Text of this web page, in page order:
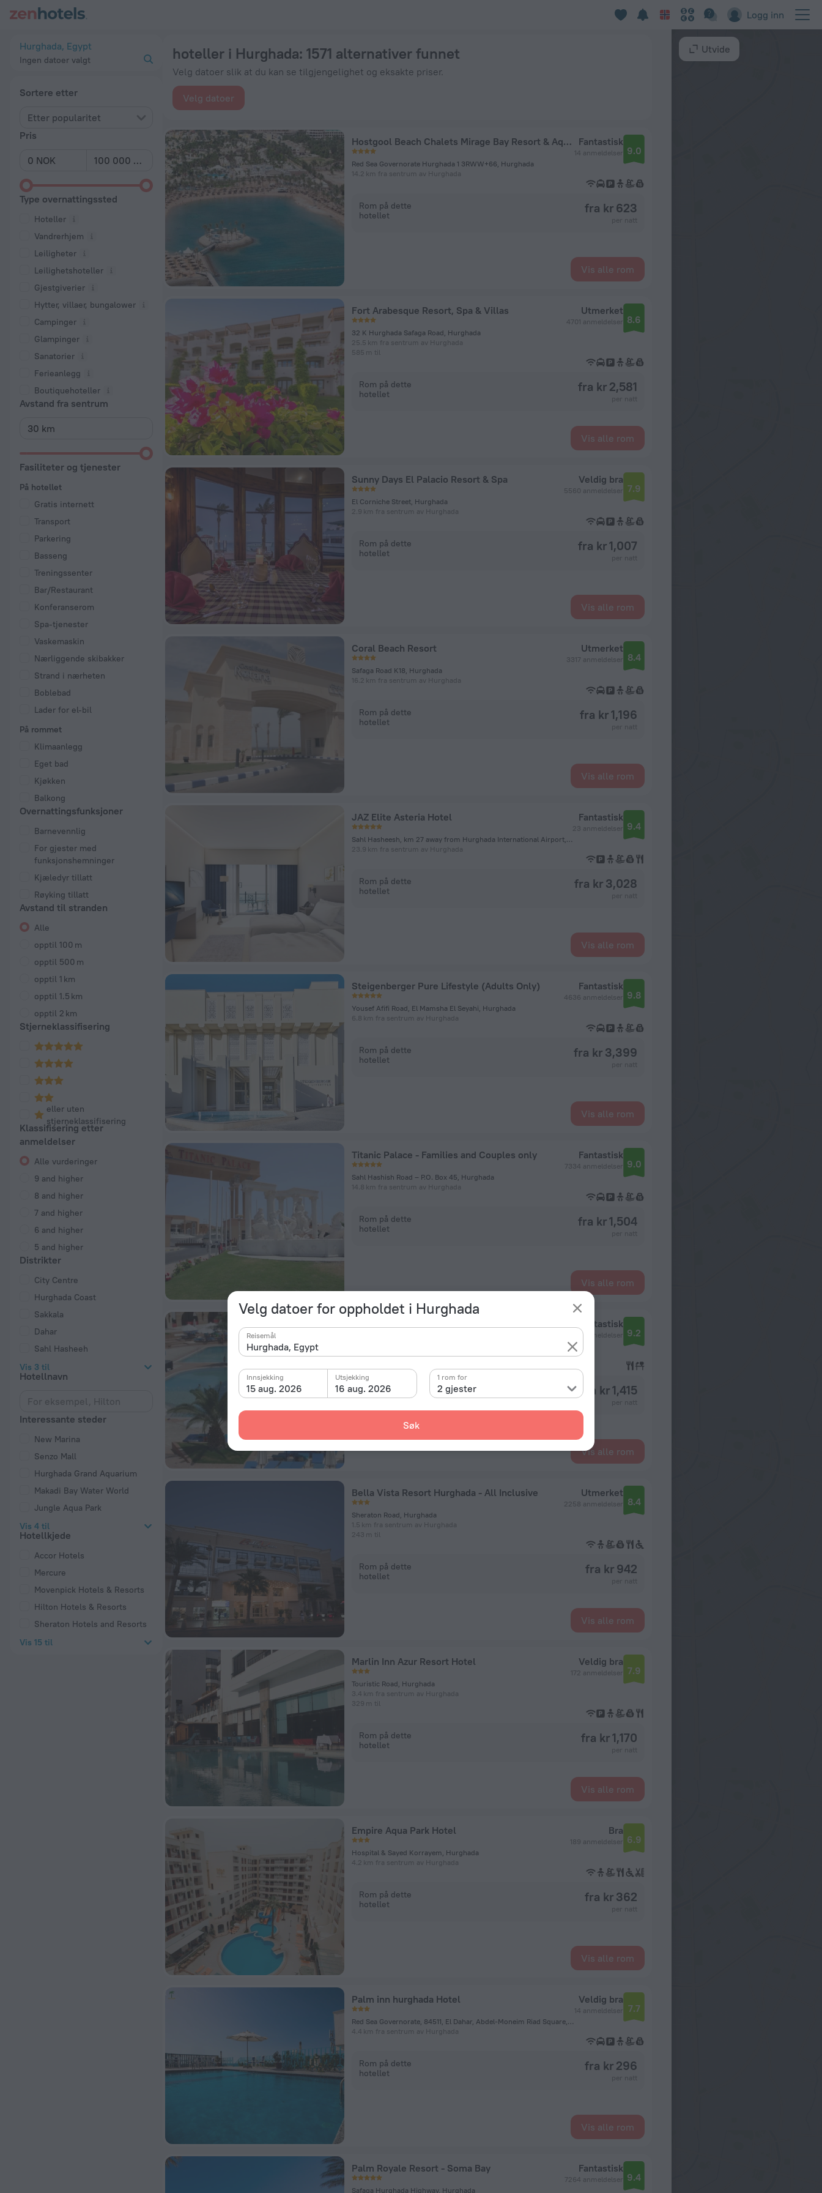
Logg inn
Velg datoer for oppholdet i Hurghada
Reisemål
15 aug. 2026
Innsjekking
16 aug. 2026
Utsjekking
2 gjester
1 rom for
Søk
Hurghada, Egypt
Ingen datoer valgt
Sortere etter
Etter popularitet
Pris
Type overnattingssted
Hoteller
Vandrerhjem
Leiligheter
Leilighetshoteller
Gjestgiverier
Hytter, villaer, bungalower
Campinger
Glampinger
Sanatorier
Ferieanlegg
Boutiquehoteller
Avstand fra sentrum
Fasiliteter og tjenester
På hotellet
Gratis internett
Transport
Parkering
Basseng
Treningssenter
Bar/Restaurant
Konferanserom
Spa-tjenester
Vaskemaskin
Nærliggende skibakker
Strand i nærheten
Boblebad
Lader for el-bil
På rommet
Klimaanlegg
Eget bad
Kjøkken
Balkong
Overnattingsfunksjoner
Barnevennlig
For gjester med
funksjonshemninger
Kjæledyr tillatt
Røyking tillatt
Avstand til stranden
Alle
opptil 100 m
opptil 500 m
opptil 1 km
opptil 1.5 km
opptil 2 km
Stjerneklassifisering
eller uten
stjerneklassifisering
Klassifisering etter
anmeldelser
Alle vurderinger
9 and higher
8 and higher
7 and higher
6 and higher
5 and higher
Distrikter
City Centre
Hurghada Coast
Sakkala
Dahar
Sahl Hasheeh
Vis 3 til
Hotellnavn
Interessante steder
New Marina
Senzo Mall
Hurghada Grand Aquarium
Makadi Bay Water World
Jungle Aqua Park
Vis 4 til
Hotellkjede
Accor Hotels
Mercure
Movenpick Hotels & Resorts
Hilton Hotels & Resorts
Sheraton Hotels and Resorts
Vis 15 til
hoteller i Hurghada: 1571 alternativer funnet
Velg datoer slik at du kan se tilgjengelighet og eksakte priser.
Velg datoer
Hostgool Beach Chalets Mirage Bay Resort & Aqua Park
Red Sea Governorate Hurghada 1 3RWW+66, Hurghada
14.2 km fra sentrum av Hurghada
Fantastisk
14 anmeldelser 9.0
Rom på dette
hotellet
fra kr 623
Vis alle rom
Fort Arabesque Resort, Spa & Villas
32 K Hurghada Safaga Road, Hurghada
25.5 km fra sentrum av Hurghada
585 m til
Utmerket
4701 anmeldelser 8.6
Rom på dette
hotellet
fra kr 2,581
Vis alle rom
Sunny Days El Palacio Resort & Spa
El Corniche Street, Hurghada
2.9 km fra sentrum av Hurghada
Veldig bra
5560 anmeldelser 7.9
Rom på dette
hotellet
fra kr 1,007
Vis alle rom
Coral Beach Resort
Safaga Road K18, Hurghada
16.2 km fra sentrum av Hurghada
Utmerket
3317 anmeldelser 8.4
Rom på dette
hotellet
fra kr 1,196
Vis alle rom
JAZ Elite Asteria Hotel
Sahl Hasheesh, km 27 away from Hurghada International Airport, Hurghada
23.9 km fra sentrum av Hurghada
Fantastisk
23 anmeldelser 9.4
Rom på dette
hotellet
fra kr 3,028
Vis alle rom
Steigenberger Pure Lifestyle (Adults Only)
Yousef Afifi Road, El Mamsha El Seyahi, Hurghada
6.8 km fra sentrum av Hurghada
Fantastisk
4636 anmeldelser 9.8
Rom på dette
hotellet
fra kr 3,399
Vis alle rom
Titanic Palace - Families and Couples only
Sahl Hashish Road – P.O. Box 45, Hurghada
14.8 km fra sentrum av Hurghada
Fantastisk
7334 anmeldelser 9.0
Rom på dette
hotellet
fra kr 1,504
Vis alle rom
10.1 km fra sentrum av Hurghada
Fantastisk
8551 anmeldelser 9.2
Rom på dette
hotellet
fra kr 1,415
Vis alle rom
Bella Vista Resort Hurghada - All Inclusive
Sheraton Road, Hurghada
1.5 km fra sentrum av Hurghada
243 m til
Utmerket
2258 anmeldelser 8.4
Rom på dette
hotellet
fra kr 942
Vis alle rom
Marlin Inn Azur Resort Hotel
Touristic Road, Hurghada
3.4 km fra sentrum av Hurghada
329 m til
Veldig bra
172 anmeldelser 7.9
Rom på dette
hotellet
fra kr 1,170
Vis alle rom
Empire Aqua Park Hotel
Hospital & Sayed Korrayem, Hurghada
4.2 km fra sentrum av Hurghada
Bra
189 anmeldelser 6.9
Rom på dette
hotellet
fra kr 362
Vis alle rom
Palm inn hurghada Hotel
Red Sea Governorate, 84511, El Dahar, Abdel-Moneim Riad Square, Hurghada
4.4 km fra sentrum av Hurghada
Veldig bra
14 anmeldelser 7.7
Rom på dette
hotellet
fra kr 296
Vis alle rom
Palm Royale Resort - Soma Bay
Safaga Hurghada Highway, Hurghada
Fantastisk
7264 anmeldelser 9.4
Utvide
De 20 beste hoteller i Hurghada 2026 fra kr 296 - Bestill nå på ZenHotels.com